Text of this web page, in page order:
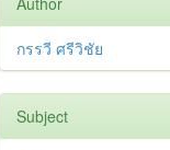
กรรวี ศรีวิชัย
Subject